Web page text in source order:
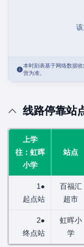
本时刻表基于网络数据
营为准。
线路停靠站
上学
往：虹晖
小学
站点
1●
起点站
百福汇
超市
2●
终点站
虹晖小
学